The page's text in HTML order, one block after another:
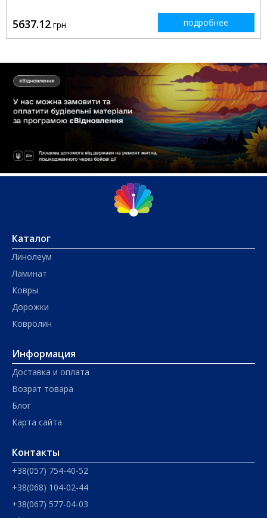
5637.12 грн подробнее
Каталог
Линолеум
Ламинат
Ковры
Дорожки
Ковролин
Информация
Доставка и оплата
Возрат товара
Блог
Карта сайта
Контакты
+38(057) 754-40-52
+38(068) 104-02-44
+38(067) 577-04-03